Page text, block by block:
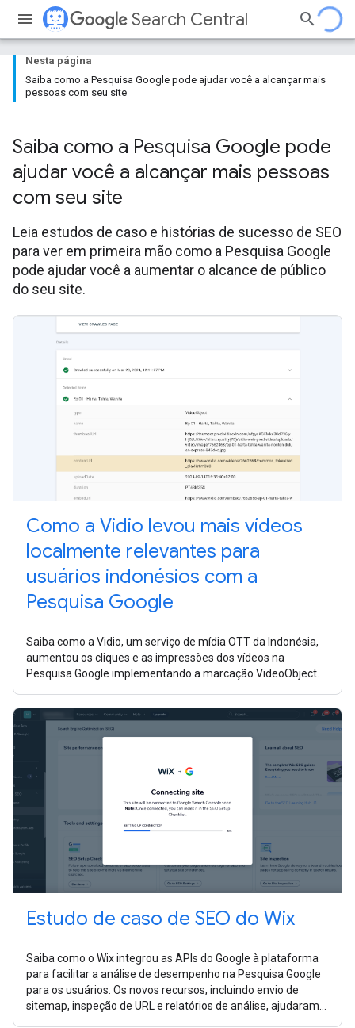
Search Central
Nesta página
Saiba como a Pesquisa Google pode ajudar você a alcançar mais
pessoas com seu site
Saiba como a Pesquisa Google pode
ajudar você a alcançar mais pessoas
com seu site
Leia estudos de caso e histórias de sucesso de SEO
para ver em primeira mão como a Pesquisa Google
pode ajudar você a aumentar o alcance de público
do seu site.
Como a Vidio levou mais vídeos
localmente relevantes para
usuários indonésios com a
Pesquisa Google
Saiba como a Vidio, um serviço de mídia OTT da Indonésia,
aumentou os cliques e as impressões dos vídeos na
Pesquisa Google implementando a marcação VideoObject.
Estudo de caso de SEO do Wix
Saiba como o Wix integrou as APIs do Google à plataforma
para facilitar a análise de desempenho na Pesquisa Google
para os usuários. Os novos recursos, incluindo envio de
sitemap, inspeção de URL e relatórios de análise, ajudaram